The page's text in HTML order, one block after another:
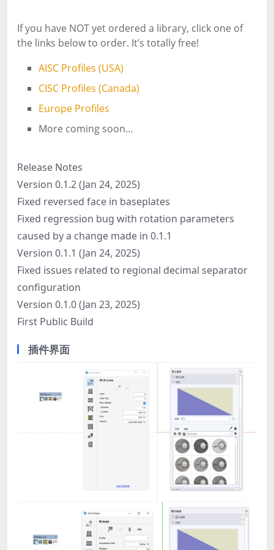
If you have NOT yet ordered a library, click one of
the links below to order. It’s totally free!
AISC Profiles (USA)
CISC Profiles (Canada)
Europe Profiles
More coming soon…
Release Notes
Version 0.1.2 (Jan 24, 2025)
Fixed reversed face in baseplates
Fixed regression bug with rotation parameters
caused by a change made in 0.1.1
Version 0.1.1 (Jan 24, 2025)
Fixed issues related to regional decimal separator
configuration
Version 0.1.0 (Jan 23, 2025)
First Public Build
插件界面